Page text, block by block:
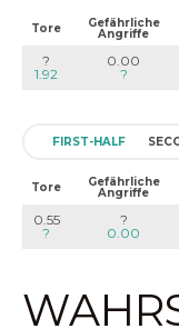
Tore Gefährliche
Angriffe
?
1.92
0.00
?
FIRST-HALF
Tore Gefährliche
Angriffe
0.55
?
?
0.00